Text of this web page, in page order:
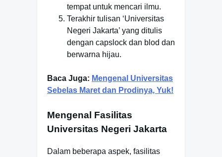
tempat untuk mencari ilmu.
Terakhir tulisan ‘Universitas
Negeri Jakarta’ yang ditulis
dengan capslock dan blod dan
berwarna hijau.
Baca Juga: Mengenal Universitas
Sebelas Maret dan Prodinya, Yuk!
Mengenal Fasilitas
Universitas Negeri Jakarta
Dalam beberapa aspek, fasilitas